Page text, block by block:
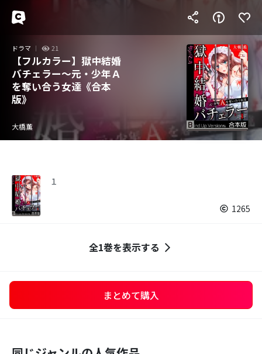
ドラマ 21
【フルカラー】獄中結婚
バチェラー～元・少年Ａ
を奪い合う女達《合本
版》
大橋薫
１
1265
全1巻を表示する
まとめて購入